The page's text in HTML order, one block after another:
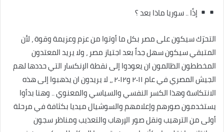
إذًا .. سوريا ماذا بعد ؟
التحرّك سيكون على مصر بكل ما أوتوا من عزم وعزيمة وقوة ، لأن
المتبقي سيكون سهل جداً بعد اجتياز مصر ، ولا يريد المعتدون
المخططون الظالمون ان يعودوا إلى نقطة الإنكسار التي حددها لهم
الجيش المصري في عام ٢٠١١ و٢٠١٢ ،، لا يريدون ان يذهبوا إلى هذه
الانتكاسة وهذا الكسر النفسي والسياسي والمعنوي .. وهنا بدأوا
يستخدمون صورهم وإعلامهم والسوشيال ميديا بكثافة في مرحلة
أولى من الترهيب ونقل صور الإرهاب والتعذيب ومناظر سجون